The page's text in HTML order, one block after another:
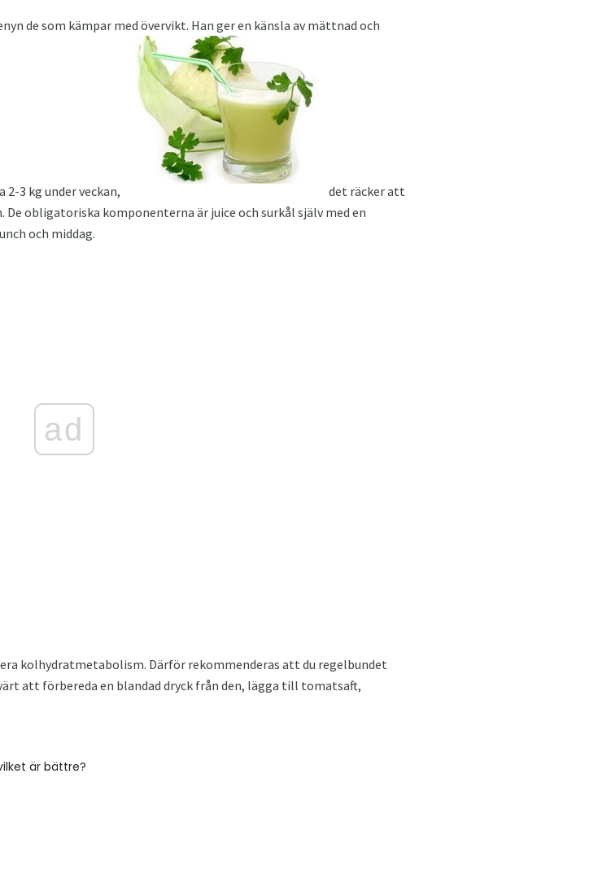
de som kämpar med övervikt. Han ger en känsla av mättnad och
3 kg under veckan,
det räcker att
obligatoriska komponenterna är juice och surkål själv med en
och middag.
ad
kolhydratmetabolism. Därför rekommenderas att du regelbundet
att förbereda en blandad dryck från den, lägga till tomatsaft,
är bättre?